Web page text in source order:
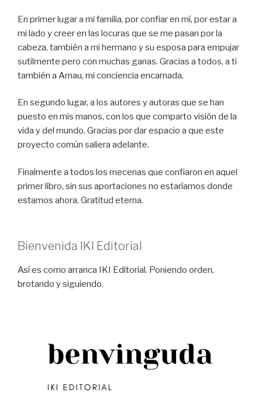
En primer lugar a mi familia, por confiar en mí, por estar a
mi lado y creer en las locuras que se me pasan por la
cabeza, también a mi hermano y su esposa para empujar
sutilmente pero con muchas ganas. Gracias a todos, a ti
también a Arnau, mi conciencia encarnada.
En segundo lugar, a los autores y autoras que se han
puesto en mis manos, con los que comparto visión de la
vida y del mundo. Gracias por dar espacio a que este
proyecto común saliera adelante.
Finalmente a todos los mecenas que confiaron en aquel
primer libro, sin sus aportaciones no estaríamos donde
estamos ahora. Gratitud eterna.
Bienvenida IKI Editorial
Así es como arranca IKI Editorial. Poniendo orden,
brotando y siguiendo.